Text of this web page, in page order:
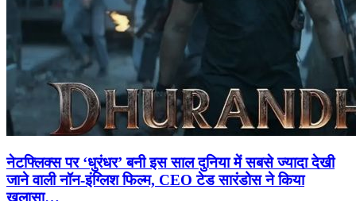
नेटफ्लिक्स पर ‘धुरंधर’ बनी इस साल दुनिया में सबसे ज्यादा देखी
जाने वाली नॉन-इंग्लिश फिल्म, CEO टेड सारंडोस ने किया
खुलासा…